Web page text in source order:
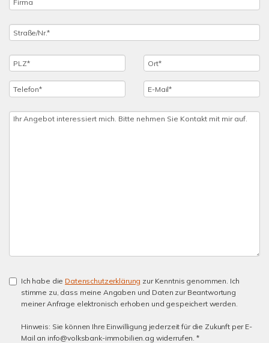
Ich habe die Datenschutzerklärung zur Kenntnis genommen. Ich
stimme zu, dass meine Angaben und Daten zur Beantwortung
meiner Anfrage elektronisch erhoben und gespeichert werden.
Hinweis: Sie können Ihre Einwilligung jederzeit für die Zukunft per E-
Mail an info@volksbank-immobilien.ag widerrufen. *